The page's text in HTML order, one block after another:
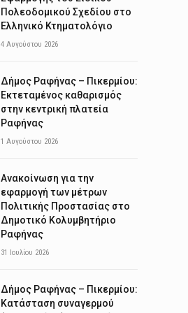
Πολεοδομικού Σχεδίου στο
Ελληνικό Κτηματολόγιο
4 Αυγούστου 2026
Δήμος Ραφήνας – Πικερμίου:
Εκτεταμένος καθαρισμός
στην κεντρική πλατεία
Ραφήνας
1 Αυγούστου 2026
Ανακοίνωση για την
εφαρμογή των μέτρων
Πολιτικής Προστασίας στο
Δημοτικό Κολυμβητήριο
Ραφήνας
31 Ιουλίου 2026
Δήμος Ραφήνας – Πικερμίου:
Κατάσταση συναγερμού